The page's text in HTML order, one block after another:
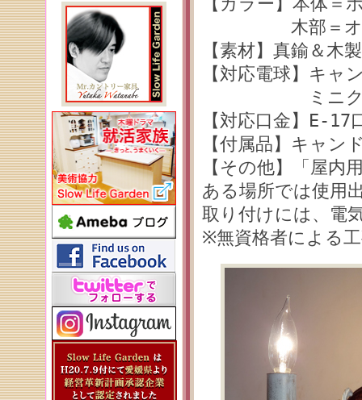
木部＝オイ
【素材】真鍮＆木製
【対応電球】キャ
ミニクリプト
【対応口金】E-17
【付属品】キャン
【その他】「屋内
ある場所では使用
取り付けには、電
※無資格者による